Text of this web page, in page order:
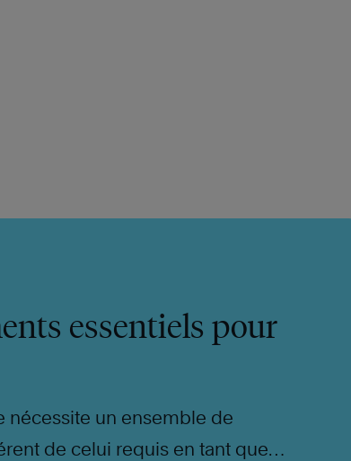
essentiels pour
nécessite un ensemble de
de celui requis en tant que